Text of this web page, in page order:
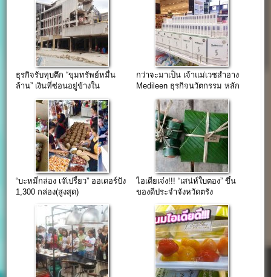
ธุรกิจรับทุบตึก “ขุมทรัพย์หมื่น
ล้าน” เงินที่ซ่อนอยู่ข้างใน
กว่าจะมาเป็น เจ้าแม่เวชสำอาง
Medileen ธุรกิจนวัตกรรม หลัก
“บะหมี่กล่อง เจ๊เปรี้ยว” ออเดอร์ปัง
1,300 กล่อง(สูงสุด)
ไอเดียเจ๋ง!!! “เสน่ห์ใบตอง” ขึ้น
ของดีประจำจังหวัดตรัง